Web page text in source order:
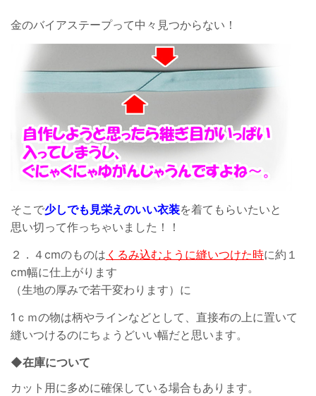
金のバイアステープって中々見つからない！
そこで少しでも見栄えのいい衣装を着てもらいたいと
思い切って作っちゃいました！！
２．４cmのものは くるみ込むように縫いつけた時に約１
cm幅に仕上がります
（生地の厚みで若干変わります）に
1ｃｍの物は柄やラインなどとして、直接布の上に置いて
縫いつけるのにちょうどいい幅だと思います。
◆在庫について
カット用に多めに確保している場合もあります。